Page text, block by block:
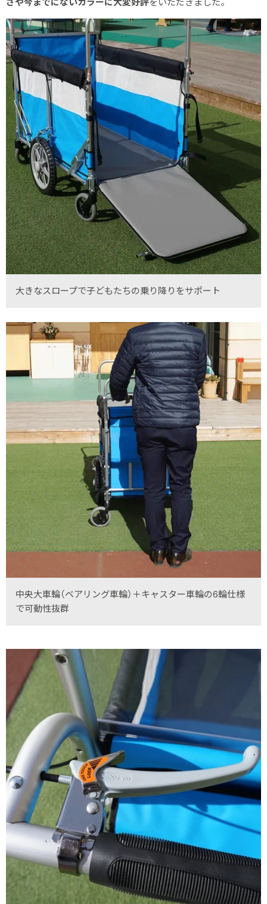
大きなスロープで子どもたちの乗り降りをサポート
中央大車輪（ベアリング車輪）＋キャスター車輪の6輪仕様
で可動性抜群